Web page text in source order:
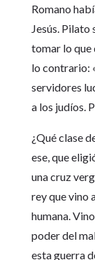
Romano
Jesús. Pilato
tomar lo que
lo contrario:
servidores
a los judíos.
¿Qué clase
ese, que
una cruz
rey que vino
humana.
poder del
esta guerra